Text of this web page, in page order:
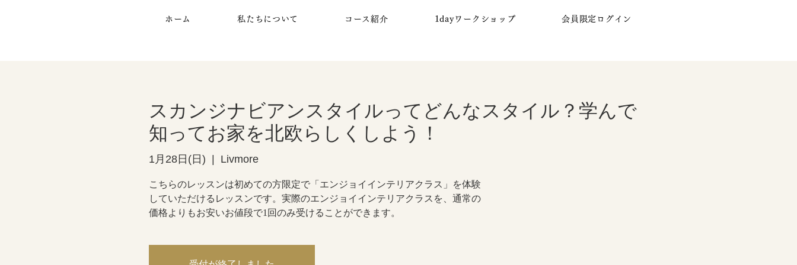
ホーム 私たちについて コース紹介 1dayワークショップ 会員限定ログイン
スカンジナビアンスタイルってどんなスタイル？学んで
知ってお家を北欧らしくしよう！
1月28日(日)
  |
Livmore
こちらのレッスンは初めての方限定で「エンジョイインテリアクラス」を体験
していただけるレッスンです。実際のエンジョイインテリアクラスを、通常の
価格よりもお安いお値段で1回のみ受けることができます。